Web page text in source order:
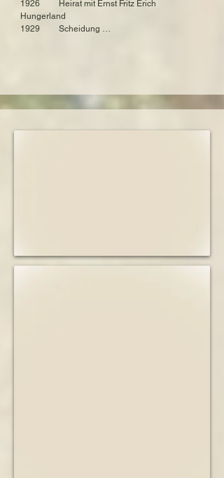
Konzentrationslager Neuengamme
1926         Heirat mit Ernst Fritz Erich
Hungerland
1929         Scheidung
1942         Tod des Ehemannes in Majdanek